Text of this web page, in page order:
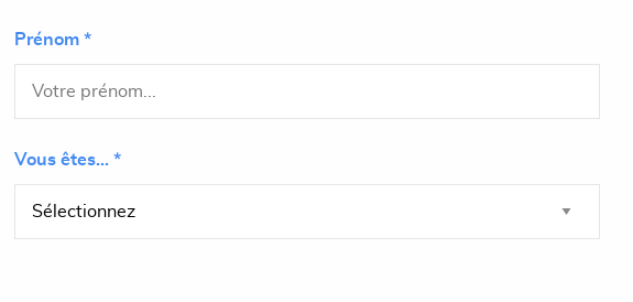
Prénom *
Vous êtes... *